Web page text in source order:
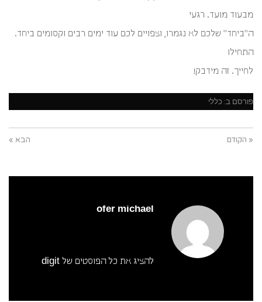
מבעוד מועד. רגעי
ה"ביחד" שלכם לא נגמרו, וצפויים לכם עוד ימים רבים וקסומים ביחד.
התחילו
לחייך. זה מידבק!
פורסם ב: כללי
« הקודם הבא »
ofer michael
להציג את כל הפוסטים של digit